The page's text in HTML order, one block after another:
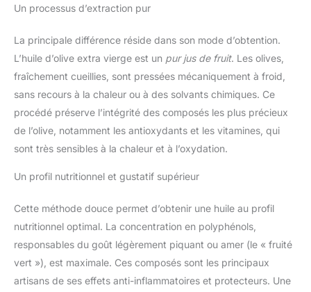
cuisiniers amateurs. Visitez la boutique Frantoi Cutrera -
Consultez les suggestions de recettes et d'autres produits
italienne, les pâtes à tartiner italiennes, la sauce tomate cerise,
les grosses câpres, le pesto de basilic, les tomates semi-
séchées, les tomates séchées au soleil et l'huile d'olive riche
Un processus d’extraction pur
La principale différence réside dans son mode d’obtention.
L’huile d’olive extra vierge est un pur jus de fruit. Les olives,
fraîchement cueillies, sont pressées mécaniquement à froid,
sans recours à la chaleur ou à des solvants chimiques. Ce
procédé préserve l’intégrité des composés les plus précieux
de l’olive, notamment les antioxydants et les vitamines, qui
sont très sensibles à la chaleur et à l’oxydation.
Un profil nutritionnel et gustatif supérieur
Cette méthode douce permet d’obtenir une huile au profil
nutritionnel optimal. La concentration en polyphénols,
responsables du goût légèrement piquant ou amer (le « fruité
vert »), est maximale. Ces composés sont les principaux
artisans de ses effets anti-inflammatoires et protecteurs. Une